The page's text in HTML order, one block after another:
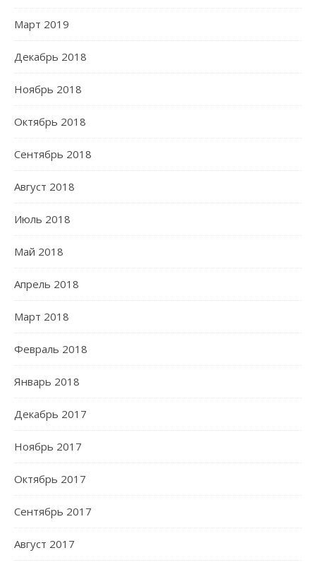
Март 2019
Декабрь 2018
Ноябрь 2018
Октябрь 2018
Сентябрь 2018
Август 2018
Июль 2018
Май 2018
Апрель 2018
Март 2018
Февраль 2018
Январь 2018
Декабрь 2017
Ноябрь 2017
Октябрь 2017
Сентябрь 2017
Август 2017